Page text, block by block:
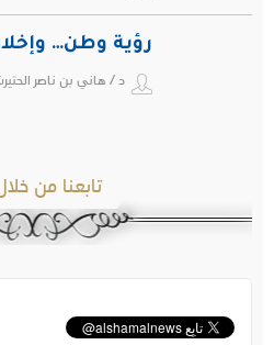
رؤية وطن…
د / هاني بن ناصر
تابعنا من